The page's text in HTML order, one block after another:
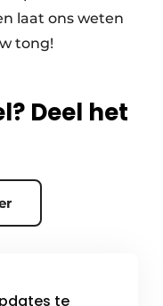
laat ons weten
tong!
Deel het
te